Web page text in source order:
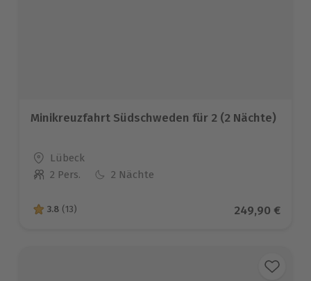
Minikreuzfahrt Südschweden für 2 (2 Nächte)
Standort
Lübeck
Anzahl der Teilnehmer
2 Pers. 2 Nächte
3.8 von 5 Sternen basierend auf 13 Bewertungen
3.8 (13) Aktueller
249,90 €